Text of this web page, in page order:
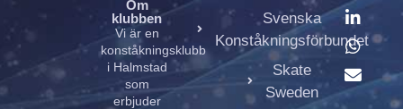
Om
klubben
Vi är en
konståkningsklubb
i Halmstad
som
erbjuder
Svenska
Konståkningsförbundet
Skate
Sweden